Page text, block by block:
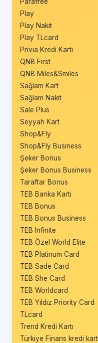
Play
Play Nakit
Play TLcard
Privia Kredi Kartı
QNB First
QNB Miles&Smiles
Sağlam Kart
Sağlam Nakit
Sale Plus
Seyyah Kart
Shop&Fly
Shop&Fly Business
Şeker Bonus
Şeker Bonus Business
Taraftar Bonus
TEB Banka Kartı
TEB Bonus
TEB Bonus Business
TEB Infinite
TEB Özel World Elite
TEB Platinum Card
TEB Sade Card
TEB She Card
TEB Worldcard
TEB Yıldız Priority Card
TLcard
Trend Kredi Kartı
Türkiye Finans kredi